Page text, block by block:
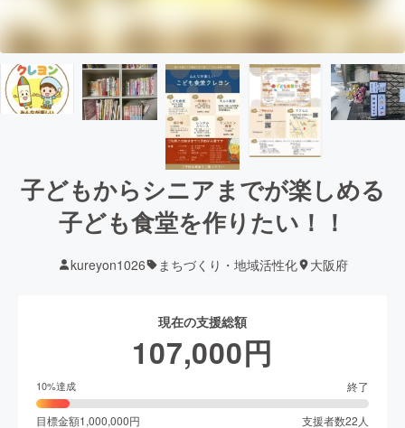
子どもからシニアまでが楽しめる
子ども食堂を作りたい！！
kureyon1026 まちづくり・地域活性化 大阪府
現在の支援総額
107,000円
10%達成 終了
目標金額1,000,000円 支援者数22 人